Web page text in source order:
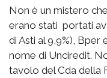
Non è un mistero
erano stati portati
di Asti al 9,9%), Bper
nome di Unciredit.
tavolo del Cda della